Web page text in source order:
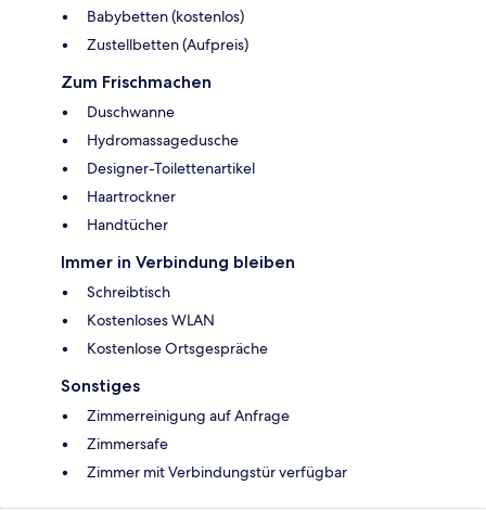
Babybetten (kostenlos)
Zustellbetten (Aufpreis)
Zum Frischmachen
Duschwanne
Hydromassagedusche
Designer-Toilettenartikel
Haartrockner
Handtücher
Immer in Verbindung bleiben
Schreibtisch
Kostenloses WLAN
Kostenlose Ortsgespräche
Sonstiges
Zimmerreinigung auf Anfrage
Zimmersafe
Zimmer mit Verbindungstür verfügbar